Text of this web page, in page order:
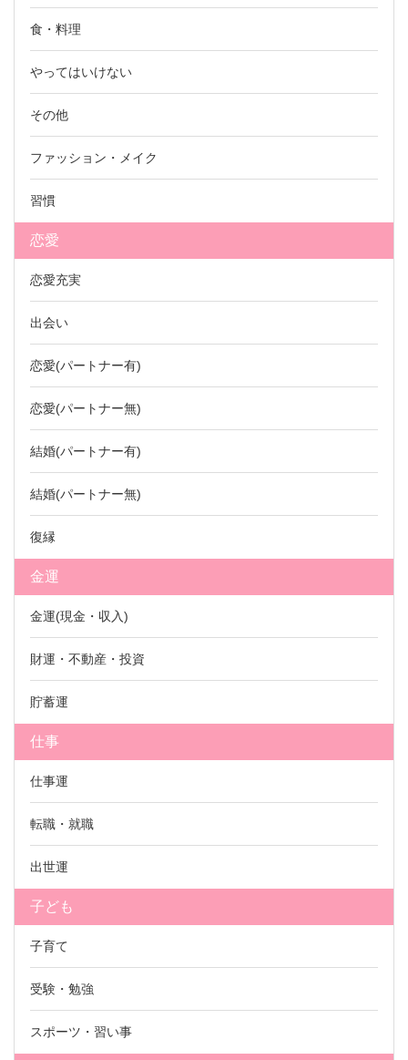
食・料理
やってはいけない
その他
ファッション・メイク
習慣
恋愛
恋愛充実
出会い
恋愛(パートナー有)
恋愛(パートナー無)
結婚(パートナー有)
結婚(パートナー無)
復縁
金運
金運(現金・収入)
財運・不動産・投資
貯蓄運
仕事
仕事運
転職・就職
出世運
子ども
子育て
受験・勉強
スポーツ・習い事